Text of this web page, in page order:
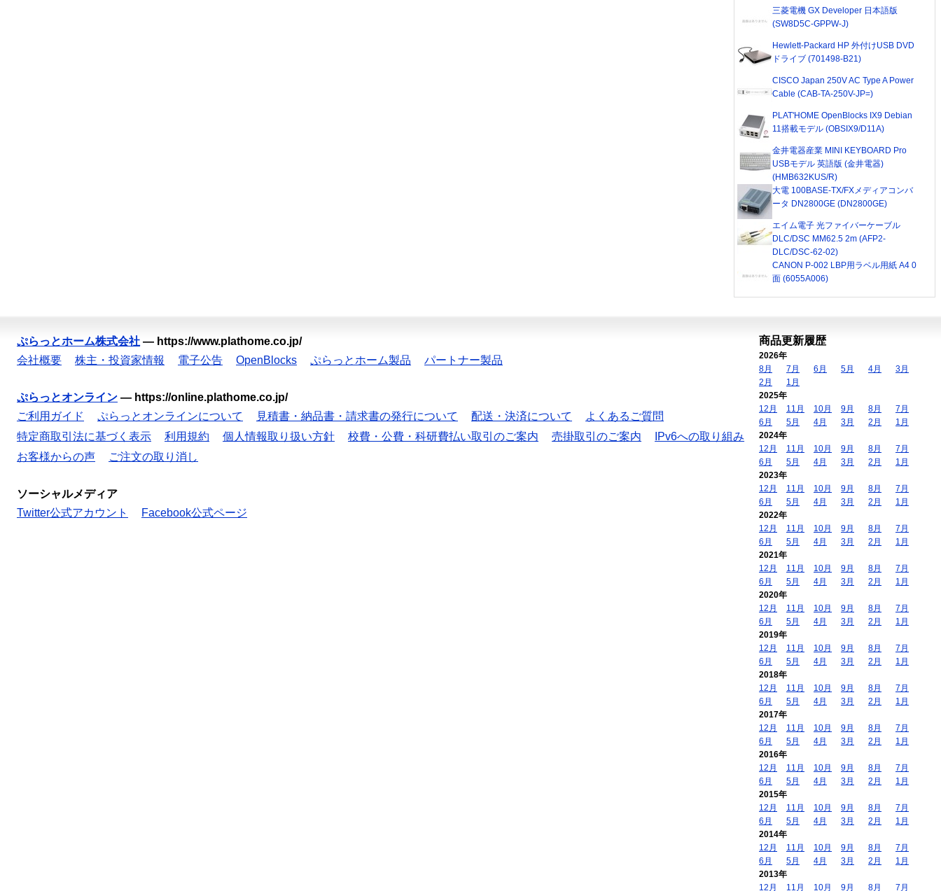
三菱電機 GX Developer 日本語版
(SW8D5C-GPPW-J)
Hewlett-Packard HP 外付けUSB DVD
ドライブ (701498-B21)
CISCO Japan 250V AC Type A Power
Cable (CAB-TA-250V-JP=)
PLAT'HOME OpenBlocks IX9 Debian
11搭載モデル (OBSIX9/D11A)
金井電器産業 MINI KEYBOARD Pro
USBモデル 英語版 (金井電器)
(HMB632KUS/R)
大電 100BASE-TX/FXメディアコンバ
ータ DN2800GE (DN2800GE)
エイム電子 光ファイバーケーブル
DLC/DSC MM62.5 2m (AFP2-
DLC/DSC-62-02)
CANON P-002 LBP用ラベル用紙 A4 0
面 (6055A006)
ぷらっとホーム株式会社 — https://www.plathome.co.jp/
会社概要
株主・投資家情報 電子公告 OpenBlocks ぷらっとホーム製品 パートナー製品
ぷらっとオンライン — https://online.plathome.co.jp/
ご利用ガイド
ぷらっとオンラインについて 見積書・納品書・請求書の発行について 配送・決済について
よくあるご質問
特定商取引法に基づく表示
利用規約 個人情報取り扱い方針 校費・公費・科研費払い取引のご案内 売掛取引のご案内
IPv6への取り組み
お客様からの声
ご注文の取り消し
ソーシャルメディア
Twitter公式アカウント
Facebook公式ページ
商品更新履歴
2026年
8月
7月 6月 5月 4月
3月
2月
1月
2025年
12月
11月 10月 9月 8月
7月
6月
5月 4月 3月 2月
1月
2024年
12月
11月 10月 9月 8月
7月
6月
5月 4月 3月 2月
1月
2023年
12月
11月 10月 9月 8月
7月
6月
5月 4月 3月 2月
1月
2022年
12月
11月 10月 9月 8月
7月
6月
5月 4月 3月 2月
1月
2021年
12月
11月 10月 9月 8月
7月
6月
5月 4月 3月 2月
1月
2020年
12月
11月 10月 9月 8月
7月
6月
5月 4月 3月 2月
1月
2019年
12月
11月 10月 9月 8月
7月
6月
5月 4月 3月 2月
1月
2018年
12月
11月 10月 9月 8月
7月
6月
5月 4月 3月 2月
1月
2017年
12月
11月 10月 9月 8月
7月
6月
5月 4月 3月 2月
1月
2016年
12月
11月 10月 9月 8月
7月
6月
5月 4月 3月 2月
1月
2015年
12月
11月 10月 9月 8月
7月
6月
5月 4月 3月 2月
1月
2014年
12月
11月 10月 9月 8月
7月
6月
5月 4月 3月 2月
1月
2013年
12月
11月 10月 9月 8月 7月